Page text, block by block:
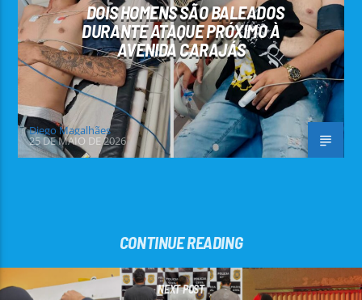
DOIS HOMENS SÃO BALEADOS
DURANTE ATAQUE PRÓXIMO À
AVENIDA CARAJÁS
Diego Magalhães
25 DE MAIO DE 2026
CONTINUE READING
NEXT POST